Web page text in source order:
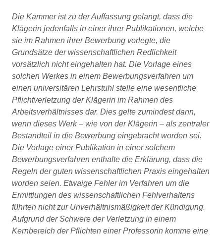
Die Kammer ist zu der Auffassung gelangt, dass die
Klägerin jedenfalls in einer ihrer Publikationen, welche
sie im Rahmen ihrer Bewerbung vorlegte, die
Grundsätze der wissenschaftlichen Redlichkeit
vorsätzlich nicht eingehalten hat. Die Vorlage eines
solchen Werkes in einem Bewerbungsverfahren um
einen universitären Lehrstuhl stelle eine wesentliche
Pflichtverletzung der Klägerin im Rahmen des
Arbeitsverhältnisses dar. Dies gelte zumindest dann,
wenn dieses Werk – wie von der Klägerin – als zentraler
Bestandteil in die Bewerbung eingebracht worden sei.
Die Vorlage einer Publikation in einer solchem
Bewerbungsverfahren enthalte die Erklärung, dass die
Regeln der guten wissenschaftlichen Praxis eingehalten
worden seien. Etwaige Fehler im Verfahren um die
Ermittlungen des wissenschaftlichen Fehlverhaltens
führten nicht zur Unverhältnismäßigkeit der Kündigung.
Aufgrund der Schwere der Verletzung in einem
Kernbereich der Pflichten einer Professorin komme eine